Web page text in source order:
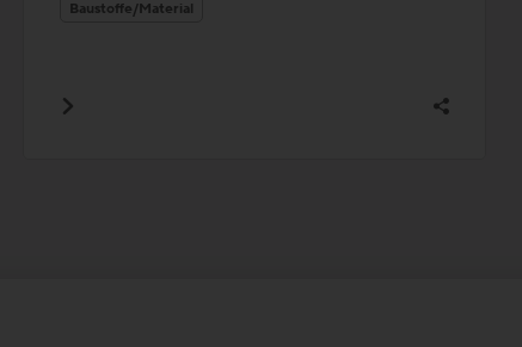
Baustoffe/Material